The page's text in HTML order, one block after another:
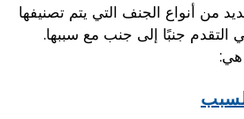
من أنواع الجنف التي يتم تصنيفها
التقدم جنبًا إلى جنب مع سببها.
هي: